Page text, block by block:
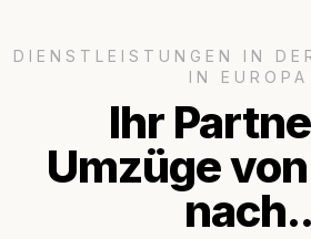
DIENSTLEISTUNGEN IN
IN EUROPA
Ihr
Umzüge
nach..